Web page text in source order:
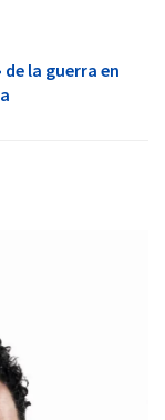
la guerra en